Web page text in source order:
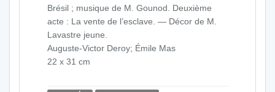
Brésil ; musique de M. Gounod. Deuxième
acte : La vente de l’esclave. — Décor de M.
Lavastre jeune.
Auguste-Victor Deroy; Émile Mas
22 x 31 cm